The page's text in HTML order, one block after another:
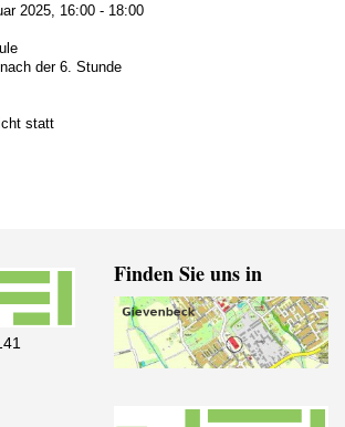
2025, 16:00 - 18:00
der 6. Stunde
statt
Finden Sie uns in